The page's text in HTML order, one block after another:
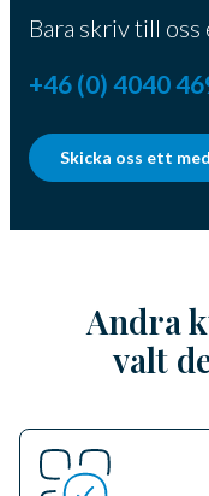
Bara skriv till oss
+46 (0) 4040
Skicka oss ett
Andra
valt